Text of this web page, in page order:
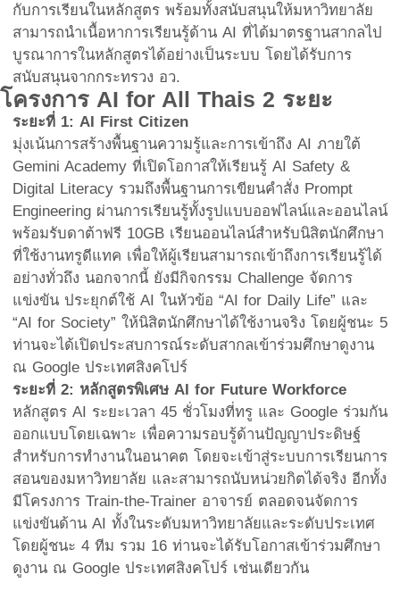
กับการเรียนในหลักสูตร พร้อมทั้งสนับสนุนให้มหาวิทยาลัย
สามารถนำเนื้อหาการเรียนรู้ด้าน AI ที่ได้มาตรฐานสากลไป
บูรณาการในหลักสูตรได้อย่างเป็นระบบ โดยได้รับการ
สนับสนุนจากกระทรวง อว.
โครงการ AI for All Thais 2 ระยะ
ระยะที่ 1: AI First Citizen
มุ่งเน้นการสร้างพื้นฐานความรู้และการเข้าถึง AI ภายใต้
Gemini Academy ที่เปิดโอกาสให้เรียนรู้ AI Safety &
Digital Literacy รวมถึงพื้นฐานการเขียนคำสั่ง Prompt
Engineering ผ่านการเรียนรู้ทั้งรูปแบบออฟไลน์และออนไลน์
พร้อมรับดาต้าฟรี 10GB เรียนออนไลน์สำหรับนิสิตนักศึกษา
ที่ใช้งานทรูดีแทค เพื่อให้ผู้เรียนสามารถเข้าถึงการเรียนรู้ได้
อย่างทั่วถึง นอกจากนี้ ยังมีกิจกรรม Challenge จัดการ
แข่งขัน ประยุกต์ใช้ AI ในหัวข้อ “AI for Daily Life” และ
“AI for Society” ให้นิสิตนักศึกษาได้ใช้งานจริง โดยผู้ชนะ 5
ท่านจะได้เปิดประสบการณ์ระดับสากลเข้าร่วมศึกษาดูงาน
ณ Google ประเทศสิงคโปร์
ระยะที่ 2: หลักสูตรพิเศษ AI for Future Workforce
หลักสูตร AI ระยะเวลา 45 ชั่วโมงที่ทรู และ Google ร่วมกัน
ออกแบบโดยเฉพาะ เพื่อความรอบรู้ด้านปัญญาประดิษฐ์
สำหรับการทำงานในอนาคต โดยจะเข้าสู่ระบบการเรียนการ
สอนของมหาวิทยาลัย และสามารถนับหน่วยกิตได้จริง อีกทั้ง
มีโครงการ Train-the-Trainer อาจารย์ ตลอดจนจัดการ
แข่งขันด้าน AI ทั้งในระดับมหาวิทยาลัยและระดับประเทศ
โดยผู้ชนะ 4 ทีม รวม 16 ท่านจะได้รับโอกาสเข้าร่วมศึกษา
ดูงาน ณ Google ประเทศสิงคโปร์ เช่นเดียวกัน